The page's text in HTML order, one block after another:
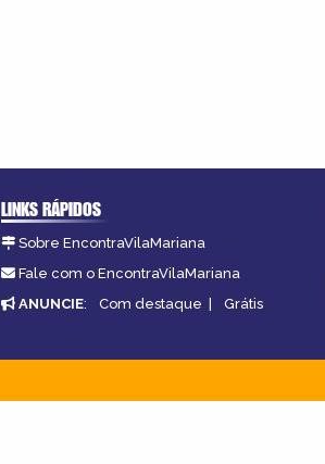
LINKS RÁPIDOS
Sobre EncontraVilaMariana
Fale com o EncontraVilaMariana
ANUNCIE: Com destaque | Grátis